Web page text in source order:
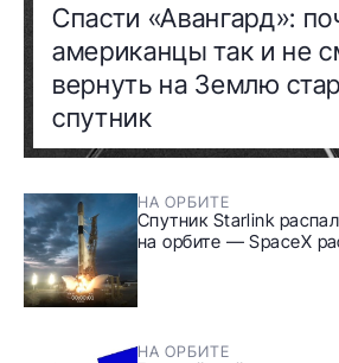
Спасти «Авангард»:
американцы так и не
вернуть на Землю
спутник
НА ОРБИТЕ
Спутник Starlink
на орбите — SpaceX
НА ОРБИТЕ